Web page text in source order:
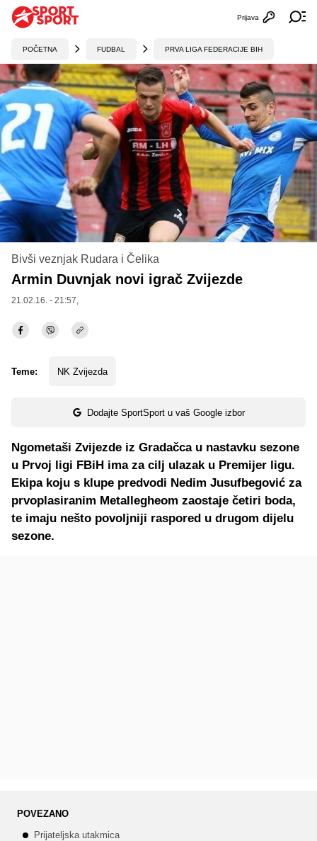
Otvori
Prijava
POČETNA FUDBAL PRVA LIGA FEDERACIJE BIH
Bivši veznjak Rudara i Čelika
Armin Duvnjak novi igrač Zvijezde
21.02.16. - 21:57,
Teme: NK Zvijezda
Dodajte SportSport u vaš Google izbor
Ngometaši Zvijezde iz Gradačca u nastavku sezone
u Prvoj ligi FBiH ima za cilj ulazak u Premijer ligu.
Ekipa koju s klupe predvodi Nedim Jusufbegović za
prvoplasiranim Metallegheom zaostaje četiri boda,
te imaju nešto povoljniji raspored u drugom dijelu
sezone.
POVEZANO
Prijateljska utakmica